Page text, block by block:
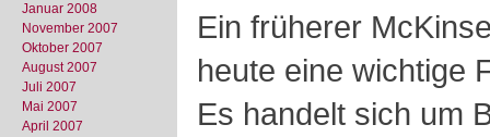
Januar 2008
November 2007
Oktober 2007
August 2007
Juli 2007
Mai 2007
April 2007
Ein früherer
heute eine wichtige
Es handelt sich um